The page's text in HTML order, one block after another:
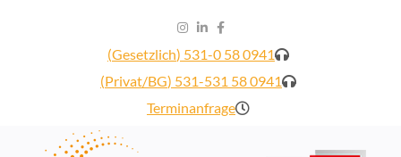
0941 58 531-0 (Gesetzlich)
0941 58 531-531 (Privat/BG)
Terminanfrage